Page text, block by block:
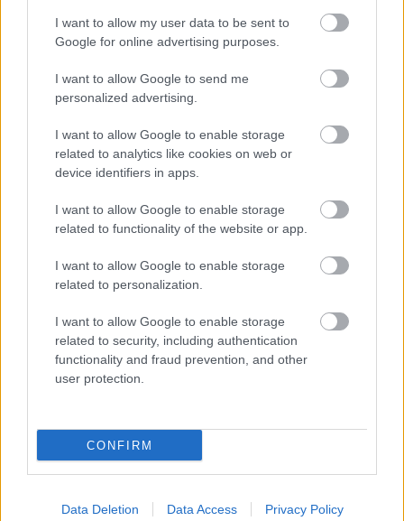
I want to allow my user data to be sent to
Google for online advertising purposes.
I want to allow Google to send me
personalized advertising.
I want to allow Google to enable storage
related to analytics like cookies on web or
device identifiers in apps.
I want to allow Google to enable storage
related to functionality of the website or app.
I want to allow Google to enable storage
related to personalization.
I want to allow Google to enable storage
related to security, including authentication
functionality and fraud prevention, and other
user protection.
CONFIRM
Data Deletion Data Access Privacy Policy
Hódmezővásárhely iskolaépítés FERROÉP Zrt. oktatási beruházás
Másfélszeresére bővítik Hódmezővásárhely jó hírű
református iskoláját
A Szőnyi Benjámin Általános Iskola fejlesztését a FERROÉP
Látványos építési szakasz indult be a
Flórián téri felüljárón
Paks II.: Mit jelent az 5. blokk új
mérföldköve a felülvizsgálat
Elkészült a Liszt Ferenc repülőtér
közelében lévő logisztikai bázis út- és
Látlelet a hazai víziközművekről?
Egyetlen, fél évszázados vezetéken